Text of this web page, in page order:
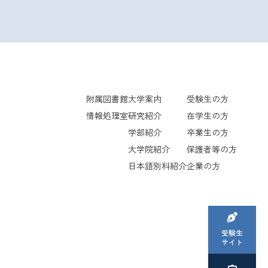
受験生
サイト
附属図書館
情報処理室
大学案内
研究紹介
学部紹介
大学院紹介
日本語別科紹介
受験生の方
在学生の方
卒業生の方
保護者等の方
企業の方